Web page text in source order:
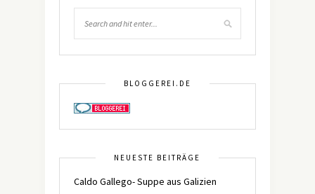
BLOGGEREI.DE
NEUESTE BEITRÄGE
Caldo Gallego- Suppe aus Galizien